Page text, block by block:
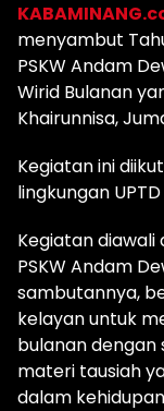
menyambut
PSKW Andam
Wirid Bulanan
Khairunnisa,
Kegiatan ini
lingkungan
Kegiatan diawali
PSKW Andam
sambutannya,
kelayan untuk
bulanan
materi tausiah
dalam